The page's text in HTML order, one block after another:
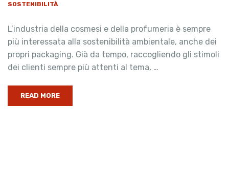
SOSTENIBILITÀ
L’industria della cosmesi e della profumeria è sempre
più interessata alla sostenibilità ambientale, anche dei
propri packaging. Già da tempo, raccogliendo gli stimoli
dei clienti sempre più attenti al tema, …
READ MORE